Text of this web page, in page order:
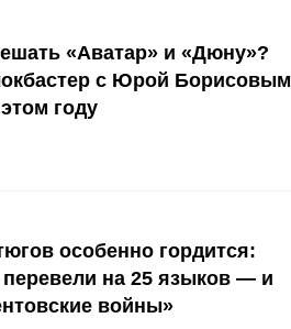
«Аватар» и «Дюну»?
с Юрой Борисовым
году
особенно гордится:
на 25 языков — и
войны»